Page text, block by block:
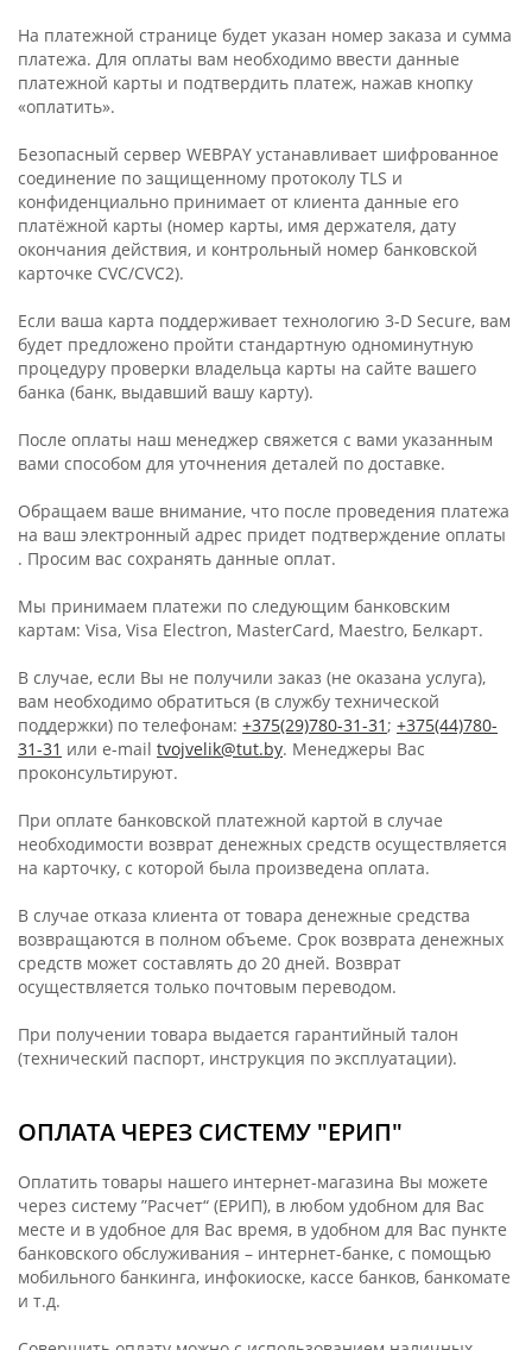
На платежной странице будет указан номер заказа и сумма
платежа. Для оплаты вам необходимо ввести данные
платежной карты и подтвердить платеж, нажав кнопку
«оплатить».
Безопасный сервер WEBPAY устанавливает шифрованное
соединение по защищенному протоколу TLS и
конфиденциально принимает от клиента данные его
платёжной карты (номер карты, имя держателя, дату
окончания действия, и контрольный номер банковской
карточке CVC/CVC2).
Если ваша карта поддерживает технологию 3-D Secure, вам
будет предложено пройти стандартную одноминутную
процедуру проверки владельца карты на сайте вашего
банка (банк, выдавший вашу карту).
После оплаты наш менеджер свяжется с вами указанным
вами способом для уточнения деталей по доставке.
Обращаем ваше внимание, что после проведения платежа
на ваш электронный адрес придет подтверждение оплаты
. Просим вас сохранять данные оплат.
Мы принимаем платежи по следующим банковским
картам: Visa, Visa Electron, MasterCard, Maestro, Белкарт.
В случае, если Вы не получили заказ (не оказана услуга),
вам необходимо обратиться (в службу технической
поддержки) по телефонам: +375(29)780-31-31; +375(44)780-
31-31 или e-mail tvojvelik@tut.by. Менеджеры Вас
проконсультируют.
При оплате банковской платежной картой в случае
необходимости возврат денежных средств осуществляется
на карточку, с которой была произведена оплата.
В случае отказа клиента от товара денежные средства
возвращаются в полном объеме. Срок возврата денежных
средств может составлять до 20 дней. Возврат
осуществляется только почтовым переводом.
При получении товара выдается гарантийный талон
(технический паспорт, инструкция по эксплуатации).
ОПЛАТА ЧЕРЕЗ СИСТЕМУ "ЕРИП"
Оплатить товары нашего интернет-магазина Вы можете
через систему ”Расчет“ (ЕРИП), в любом удобном для Вас
месте и в удобное для Вас время, в удобном для Вас пункте
банковского обслуживания – интернет-банке, с помощью
мобильного банкинга, инфокиоске, кассе банков, банкомате
и т.д.